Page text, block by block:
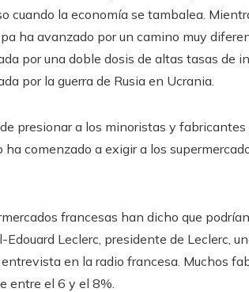
cuando la economía se tambalea.
ha avanzado por un camino muy
por una doble dosis de altas tasas de
por la guerra de Rusia en Ucrania.
presionar a los minoristas y fabricantes
comenzado a exigir a los
francesas han dicho que
Edouard Leclerc, presidente de Leclerc,
en la radio francesa. Muchos
entre el 6 y el 8%.